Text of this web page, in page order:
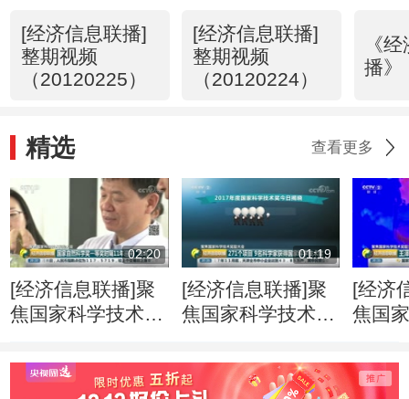
[经济信息联播]
整期视频
（20120225）
[经济信息联播]
整期视频
（20120224）
《
播》
精选 查看更多
02:20
[经济信息联播]聚
焦国家科学技术奖
科学奖一等奖时隔
11年迎来“双响”
01:19
[经济信息联播]聚
焦国家科学技术奖
9名科学家获得国
家科学技术奖
[经济
焦国
云德
家最